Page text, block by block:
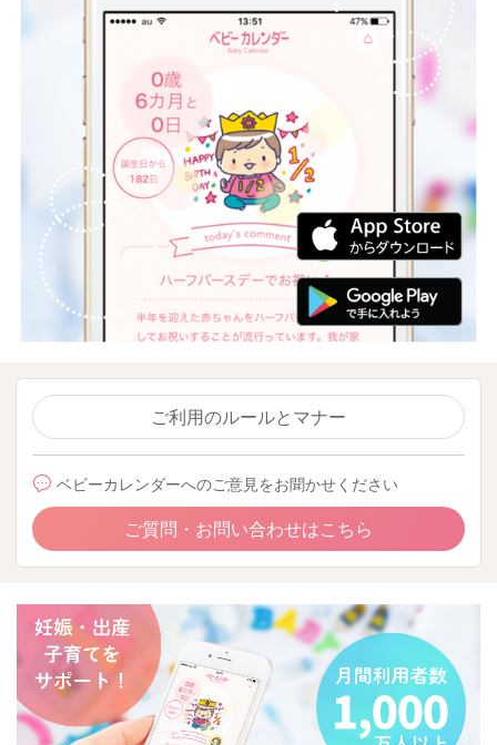
ご利用のルールとマナー
ベビーカレンダーへのご意見をお聞かせください
ご質問・お問い合わせはこちら